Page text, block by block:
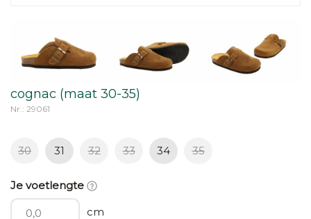
cognac (maat 30-35)
Nr.: 29061
30 31 32 33 34 35
Je voetlengte
cm